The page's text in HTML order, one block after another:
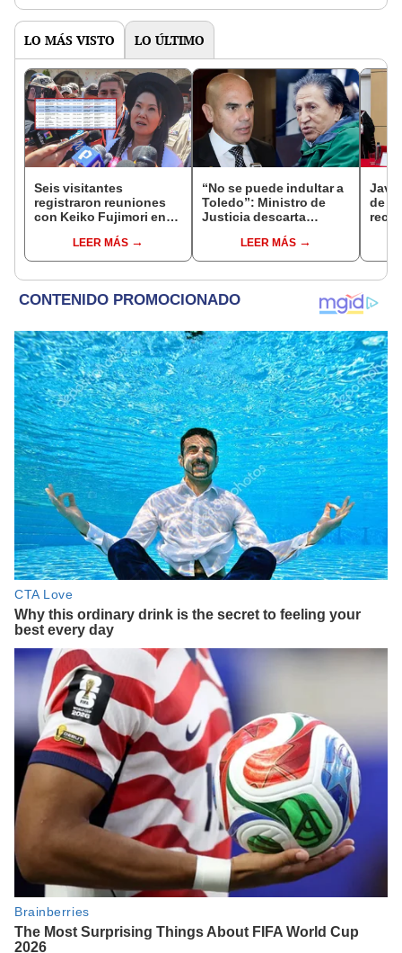
LO MÁS VISTO LO ÚLTIMO
Seis visitantes
registraron reuniones
con Keiko Fujimori en
presidenta se
encontraba en Junín
LEER MÁS
“No se puede indultar a
Toledo”: Ministro de
Justicia descarta
exmandatario
LEER MÁS
de